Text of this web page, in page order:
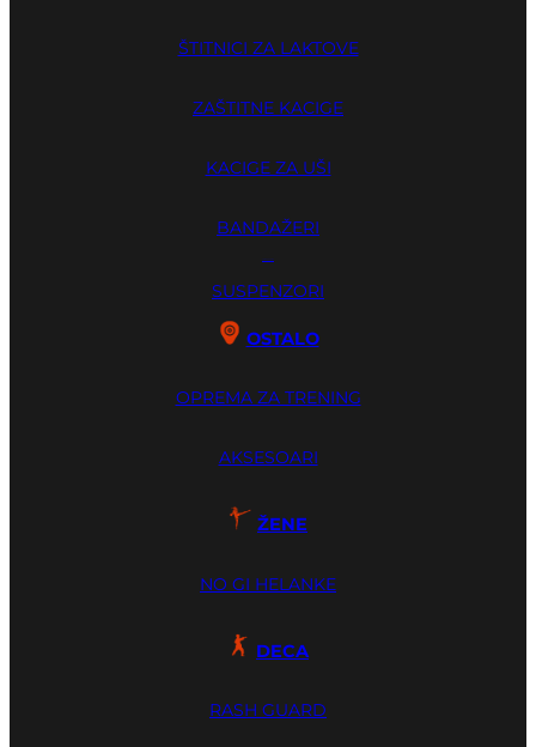
ŠTITNICI ZA LAKTOVE
ZAŠTITNE KACIGE
KACIGE ZA UŠI
BANDAŽERI
SUSPENZORI
OSTALO
OPREMA ZA TRENING
AKSESOARI
ŽENE
NO GI HELANKE
DECA
RASH GUARD